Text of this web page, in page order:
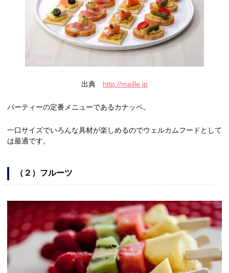
出典 http://maille.jp
パーティーの定番メニューであるカナッペ。
一口サイズでいろんな具材が楽しめるのでウェルカムフードとして
は最適です。
（２）フルーツ